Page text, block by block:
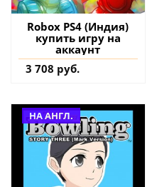
Robox PS4 (Индия)
купить игру на
аккаунт
3 708 руб.
НА АНГЛ.